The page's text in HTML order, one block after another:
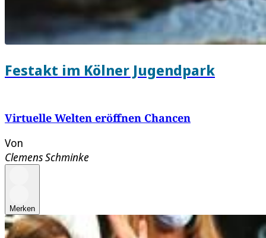
Festakt im Kölner Jugendpark
Virtuelle Welten eröffnen Chancen
Von
Clemens Schminke
Merken